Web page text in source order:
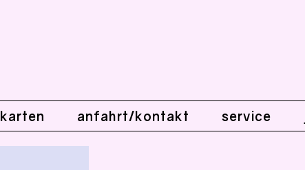
karten anfahrt/kontakt service